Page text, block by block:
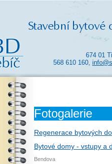
674 01
568 610 160,
Fotogalerie
Regenerace bytových
Bytové domy - vstupy a
Bendova